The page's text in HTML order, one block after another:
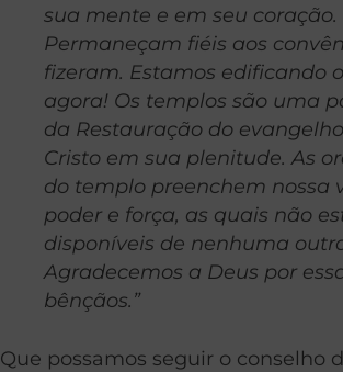
sua mente e em seu coração.
Permaneçam fiéis aos
fizeram. Estamos edificando
agora! Os templos são uma
da Restauração do
Cristo em sua plenitude. As
do templo preenchem nossa
poder e força, as quais não
disponíveis de nenhuma
Agradecemos a Deus por
bênçãos.”
Que possamos seguir o conselho